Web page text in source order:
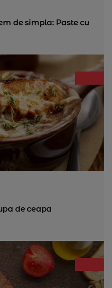
de simpla: Paste cu
de ceapa